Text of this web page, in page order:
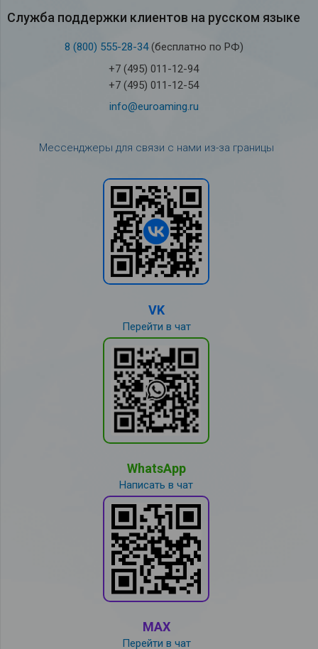
Служба под­держки кли­ен­тов на рус­ском языке
8 (800) 555-28-34(бесплатно по РФ)
+7 (495) 011-12-94
+7 (495) 011-12-54
info@euroaming.ru
Мессенджеры для связи с нами из-за границы
VK
Перейти в чат
WhatsApp
Написать в чат
MAX
Перейти в чат